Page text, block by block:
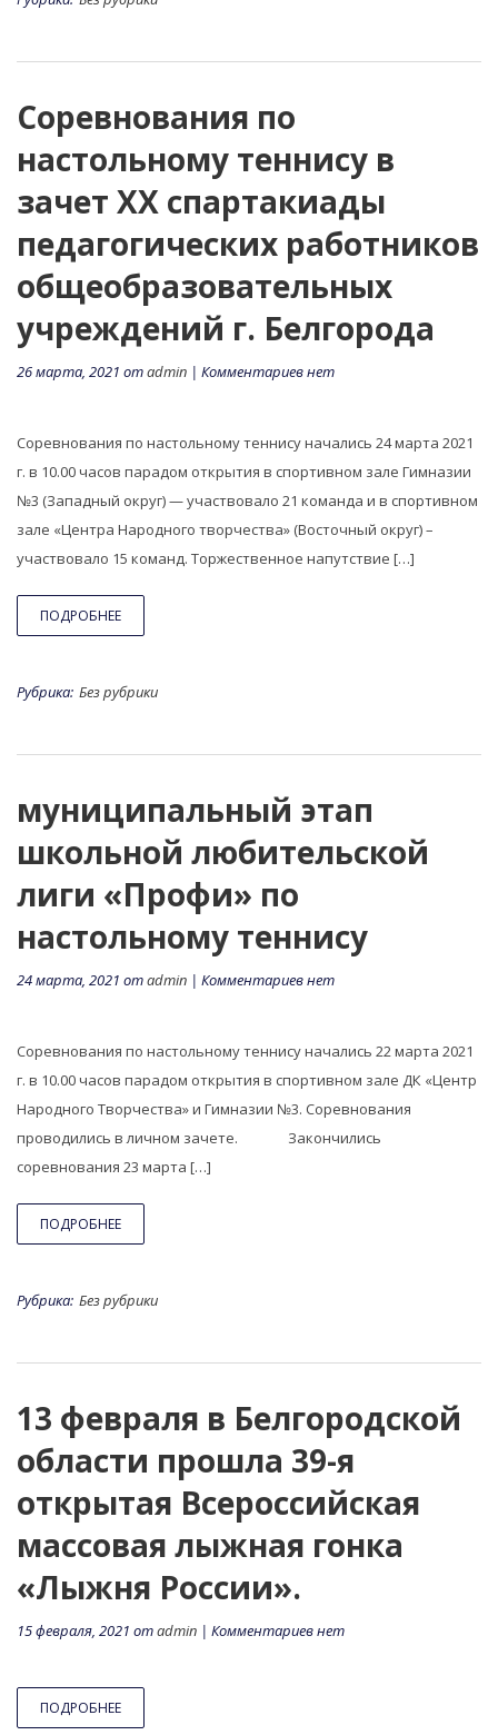
Соревнования по
настольному теннису в
зачет XХ спартакиады
педагогических работников
общеобразовательных
учреждений г. Белгорода
26 марта, 2021 отadmin | Комментариев нет
Соревнования по настольному теннису начались 24 марта 2021
г. в 10.00 часов парадом открытия в спортивном зале Гимназии
№3 (Западный округ) — участвовало 21 команда и в спортивном
зале «Центра Народного творчества» (Восточный округ) –
участвовало 15 команд. Торжественное напутствие […]
ПОДРОБНЕЕ
Рубрика: Без рубрики
муниципальный этап
школьной любительской
лиги «Профи» по
настольному теннису
24 марта, 2021 отadmin | Комментариев нет
Соревнования по настольному теннису начались 22 марта 2021
г. в 10.00 часов парадом открытия в спортивном зале ДК «Центр
Народного Творчества» и Гимназии №3. Соревнования
проводились в личном зачете. Закончились
соревнования 23 марта […]
ПОДРОБНЕЕ
Рубрика: Без рубрики
13 февраля в Белгородской
области прошла 39-я
открытая Всероссийская
массовая лыжная гонка
«Лыжня России».
15 февраля, 2021 отadmin | Комментариев нет
ПОДРОБНЕЕ